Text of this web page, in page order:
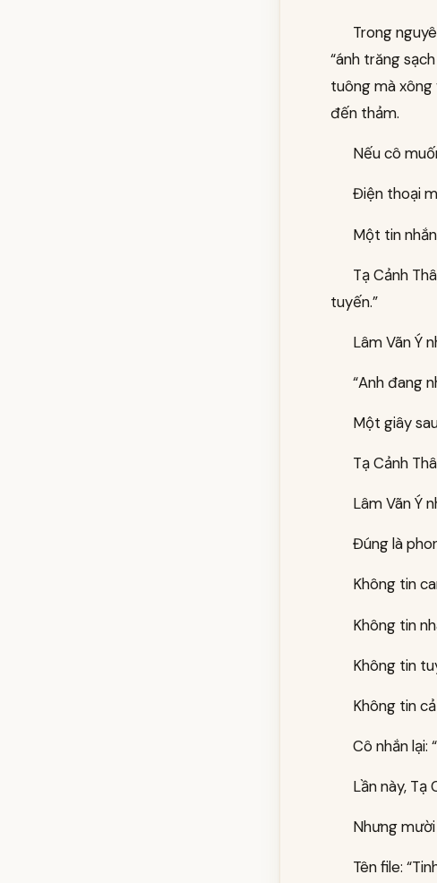
Trong
“ánh trăng
tuông mà xông
đến thảm.
Nếu cô
Điện thoại
Một tin
Tạ Cảnh
tuyến.”
Lâm Vãn Ý
“Anh đang
Một giây
Tạ Cảnh
Lâm Vãn Ý
Đúng là
Không tin
Không tin
Không tin
Không tin
Cô nhắn lại:
Lần này, Tạ
Nhưng
Tên file: